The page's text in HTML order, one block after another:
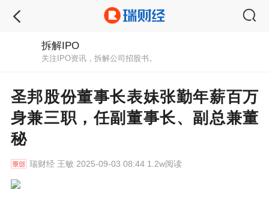
拆解IPO
关注IPO资讯，拆解公司招股书。
圣邦股份董事长表妹张勤年薪百万
身兼三职，任副董事长、副总兼董
秘
瑞财经王敏 2025-09-03 08:44 1.2w阅读